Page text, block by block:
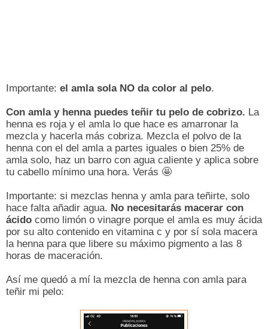
Importante: el amla sola NO da color al pelo.
Con amla y henna puedes teñir tu pelo de cobrizo. La
henna es roja y el amla lo que hace es amarronar la
mezcla y hacerla más cobriza. Mezcla el polvo de la
henna con el del amla a partes iguales o bien 25% de
amla solo, haz un barro con agua caliente y aplica sobre
tu cabello mínimo una hora. Verás 🤩
Importante: si mezclas henna y amla para teñirte, solo
hace falta añadir agua. No necesitarás macerar con
ácido como limón o vinagre porque el amla es muy ácida
por su alto contenido en vitamina c y por sí sola macera
la henna para que libere su máximo pigmento a las 8
horas de maceración.
Así me quedó a mí la mezcla de henna con amla para
teñir mi pelo: